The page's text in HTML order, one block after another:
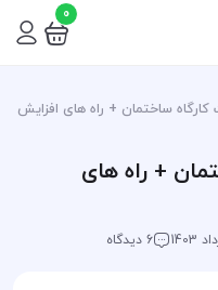
0
ساختمان + راه های افزایش
+ راه های
6 دیدگاه